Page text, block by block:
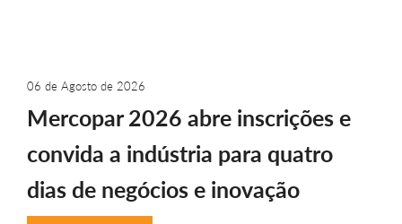
06 de Agosto de 2026
Mercopar 2026 abre inscrições e
convida a indústria para quatro
dias de negócios e inovação